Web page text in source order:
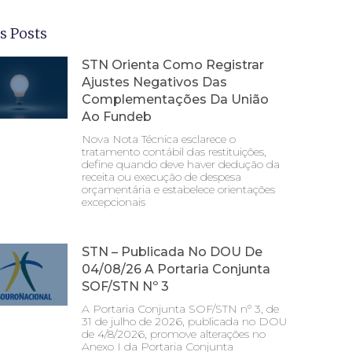
Posts
STN Orienta Como Registrar
Ajustes Negativos Das
Complementações Da União
Ao Fundeb
Nova Nota Técnica esclarece o
tratamento contábil das restituições,
define quando deve haver dedução da
receita ou execução de despesa
orçamentária e estabelece orientações
excepcionais
STN – Publicada No DOU De
04/08/26 A Portaria Conjunta
SOF/STN Nº 3
A Portaria Conjunta SOF/STN nº 3, de
31 de julho de 2026, publicada no DOU
de 4/8/2026, promove alterações no
Anexo I da Portaria Conjunta